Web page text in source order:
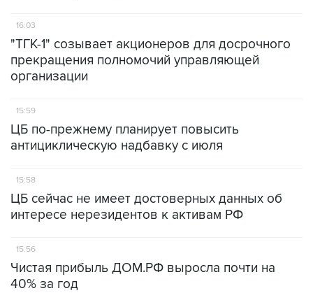
16:03
"ТГК-1" созывает акционеров для досрочного
прекращения полномочий управляющей
организации
15:59
ЦБ по-прежнему планирует повысить
антициклическую надбавку с июля
15:58
ЦБ сейчас не имеет достоверных данных об
интересе нерезидентов к активам РФ
15:56
Чистая прибыль ДОМ.РФ выросла почти на
40% за год